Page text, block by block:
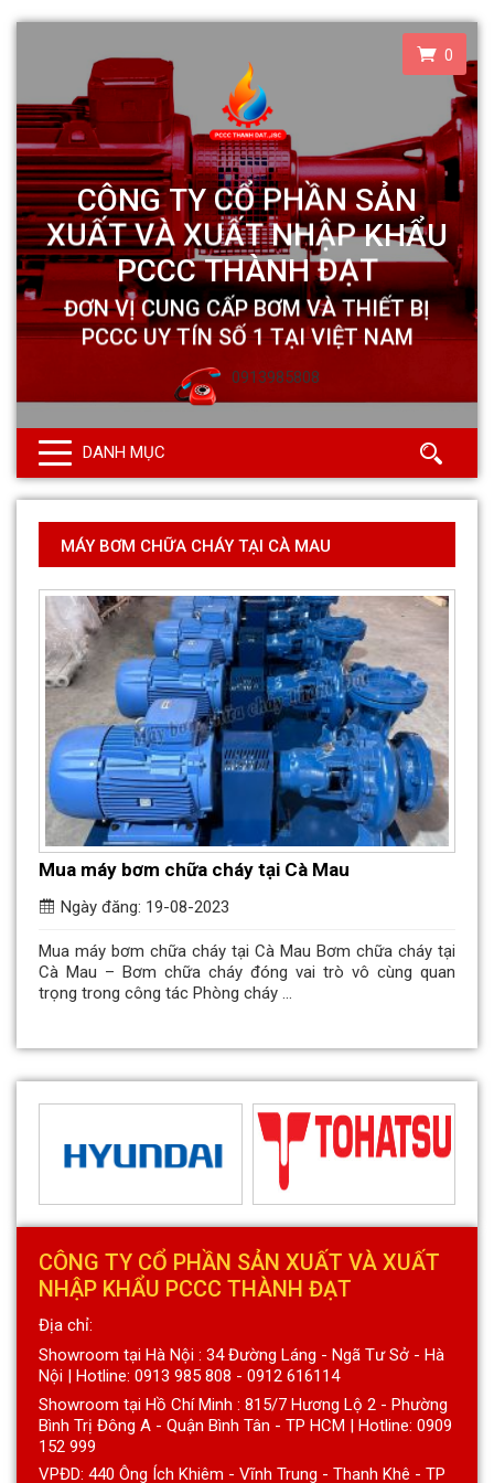
0
0913985808
DANH MỤC
MÁY BƠM CHỮA CHÁY TẠI CÀ MAU
Mua máy bơm chữa cháy tại Cà Mau
Ngày đăng: 19-08-2023
Mua máy bơm chữa cháy tại Cà Mau Bơm chữa cháy tại
Cà Mau – Bơm chữa cháy đóng vai trò vô cùng quan
trọng trong công tác Phòng cháy ...
CÔNG TY CỔ PHẦN SẢN XUẤT VÀ XUẤT
NHẬP KHẨU PCCC THÀNH ĐẠT
Địa chỉ:
Showroom tại Hà Nội : 34 Đường Láng - Ngã Tư Sở - Hà
Nội | Hotline: 0913 985 808 - 0912 616114
Showroom tại Hồ Chí Minh : 815/7 Hương Lộ 2 - Phường
Bình Trị Đông A - Quận Bình Tân - TP HCM | Hotline: 0909
152 999
VPĐD: 440 Ông Ích Khiêm - Vĩnh Trung - Thanh Khê - TP